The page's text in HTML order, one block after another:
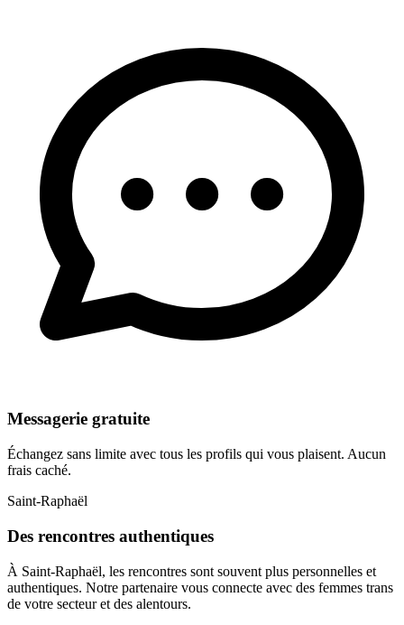
Messagerie gratuite
Échangez sans limite avec tous les profils qui vous plaisent. Aucun
frais caché.
Saint-Raphaël
Des rencontres authentiques
À Saint-Raphaël, les rencontres sont souvent plus personnelles et
authentiques. Notre partenaire vous connecte avec des femmes trans
de votre secteur et des alentours.